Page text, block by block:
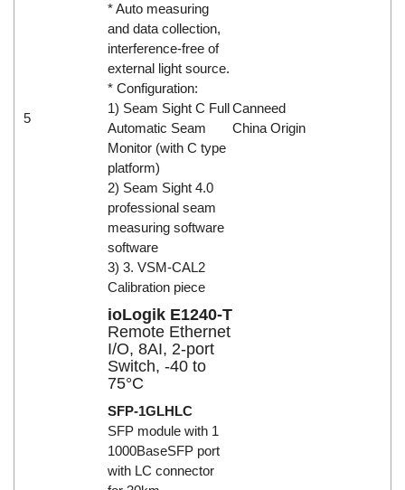
5
* Auto measuring
and data collection,
interference-free of
external light source.
* Configuration:
1) Seam Sight C Full
Automatic Seam
Monitor (with C type
platform)
2) Seam Sight 4.0
professional seam
measuring software
software
3) 3. VSM-CAL2
Calibration piece
Canneed
China Origin
ioLogik E1240-T
Remote Ethernet
I/O, 8AI, 2-port
Switch, -40 to
75°C
SFP-1GLHLC
SFP module with 1
1000BaseSFP port
with LC connector